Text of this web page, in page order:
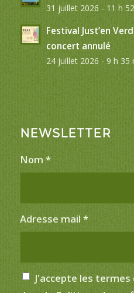
31 juillet 2026 - 11 h
Festival Just’en
concert annulé
24 juillet 2026 - 9 h 35
NEWSLETTER
Nom *
Adresse mail *
J'accepte les